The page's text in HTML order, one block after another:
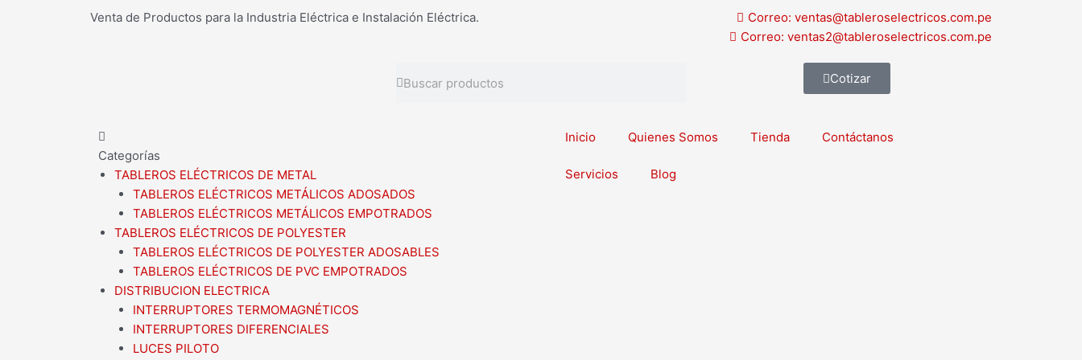
Venta de Productos para la Industria Eléctrica e Instalación Eléctrica.
Correo: ventas@tableroselectricos.com.pe
Correo: ventas2@tableroselectricos.com.pe
Cotizar
Main
Menu
Categorías
TABLEROS ELÉCTRICOS DE METAL
TABLEROS ELÉCTRICOS METÁLICOS ADOSADOS
TABLEROS ELÉCTRICOS METÁLICOS EMPOTRADOS
TABLEROS ELÉCTRICOS DE POLYESTER
TABLEROS ELÉCTRICOS DE POLYESTER ADOSABLES
TABLEROS ELÉCTRICOS DE PVC EMPOTRADOS
DISTRIBUCION ELECTRICA
INTERRUPTORES TERMOMAGNÉTICOS
INTERRUPTORES DIFERENCIALES
LUCES PILOTO
Inicio Quienes Somos Tienda Contáctanos
Servicios Blog